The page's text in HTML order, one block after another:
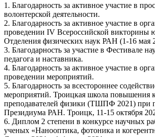
1. Благодарность за активное участие в
волонтерской деятельности.
2. Благодарность за активное участие в
проведении IV Всероссийской викторины
Отделения физических наук РАН (1-16 мая
3. Благодарность за участие в Фестивале
педагога и наставника.
4. Благодарность за активное участие в
проведении мероприятий.
5. Благодарность за всестороннее
мероприятий. Троицкая школа повышения
преподавателей физики (ТШПФ 2021) при
Президиума РАН. Троицк, 11-15 октября
6. Диплом 2 степени в конкурсе научных
ученых «Нанооптика, фотоника и